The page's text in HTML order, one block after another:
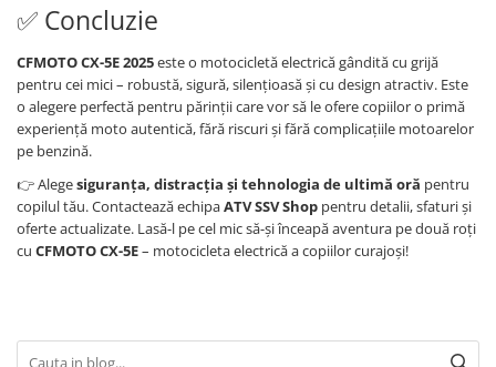
✅ Concluzie
CFMOTO CX-5E 2025este o motocicletă electrică gândită cu grijă
pentru cei mici – robustă, sigură, silențioasă și cu design atractiv. Este
o alegere perfectă pentru părinții care vor să le ofere copiilor o primă
experiență moto autentică, fără riscuri și fără complicațiile motoarelor
pe benzină.
👉 Alegesiguranța, distracția și tehnologia de ultimă oră pentru
copilul tău. Contactează echipaATV SSV Shop pentru detalii, sfaturi și
oferte actualizate. Lasă-l pe cel mic să-și înceapă aventura pe două roți
cu CFMOTO CX-5E– motocicleta electrică a copiilor curajoși!